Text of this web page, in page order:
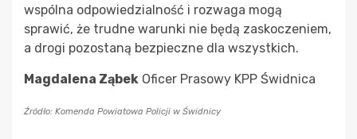
wspólna odpowiedzialność i rozwaga mogą
sprawić, że trudne warunki nie będą zaskoczeniem,
a drogi pozostaną bezpieczne dla wszystkich.
Magdalena Ząbek Oficer Prasowy KPP Świdnica
Źródło: Komenda Powiatowa Policji w Świdnicy